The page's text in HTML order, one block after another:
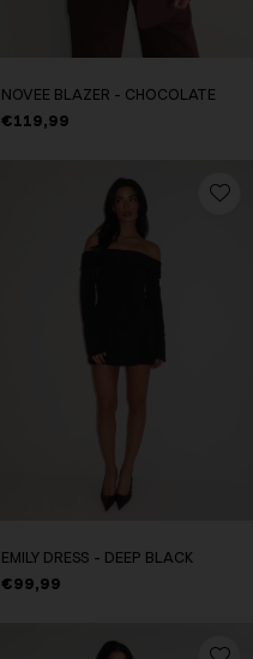
NOVEE BLAZER - CHOCOLATE
€119,99
EMILY DRESS - DEEP BLACK
€99,99